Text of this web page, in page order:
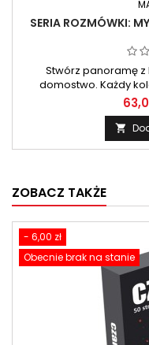
SERIA ROZMÓWKI:
Stwórz panoramę
domostwo. Każdy

ZOBACZ TAKŻE
- 6,00 zł
Obecnie brak na stanie